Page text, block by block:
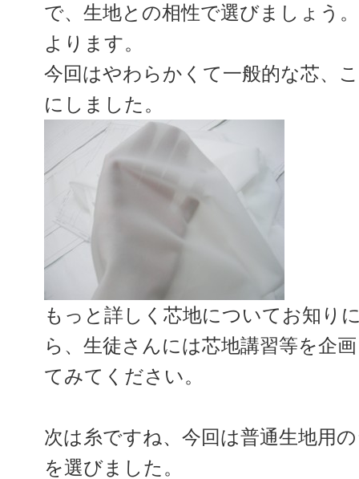
で、生地との相性で選びましょう
よります。
今回はやわらかくて一般的な芯、
にしました。
もっと詳しく芯地についてお知り
ら、生徒さんには芯地講習等を企
てみてください。
次は糸ですね、今回は普通生地用
を選びました。